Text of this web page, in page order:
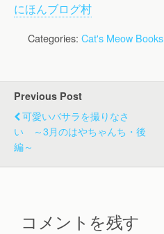
にほんブログ村
Categories: Cat's Meow Books
Previous Post
可愛いバサラを撮りなさ
い ～3月のはやちゃんち・後
編～
コメントを残す